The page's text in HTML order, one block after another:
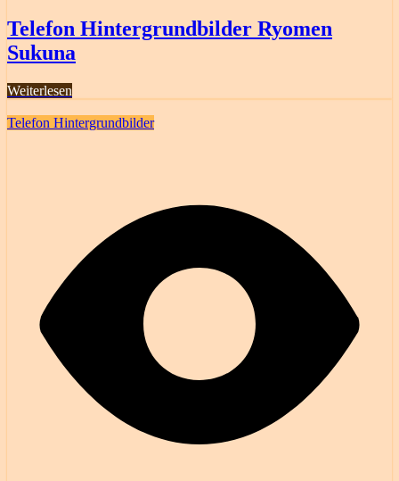
Telefon Hintergrundbilder Ryomen
Sukuna
Weiterlesen
Telefon Hintergrundbilder